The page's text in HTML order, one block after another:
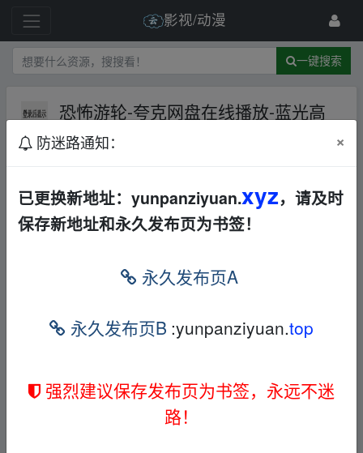
影视/动漫
一键搜索
恐怖游轮-夸克网盘在线播放-蓝光高
清【电影】
本帖含有隐藏内容，请您 后查看
介绍展示帖子，本站不存储任何实质资源数据。
3，本文内所有链接指向的云盘网盘资源，其版权归版权方
所有！其实际管理权为帖子发布者所有，本站无法操作相
防迷路通知： ×
已更换新地址：yunpanziyuan.xyz，请及时
保存新地址和永久发布页为书签！
永久发布页A
永久发布页B :yunpanziyuan.top
强烈建议保存发布页为书签，永远不迷
路！